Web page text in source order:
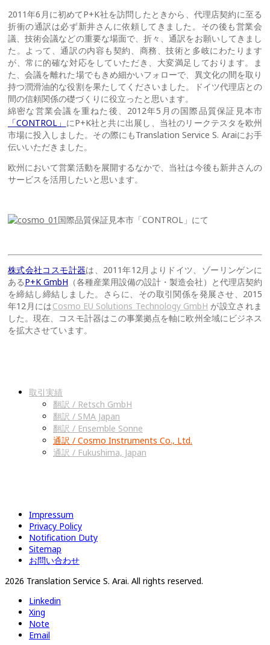
2011年6月に初めてP+K社を訪問したときから、代理店契約に至る
折衝の通訳は必ず新井さんに依頼してきました。その後も営業会
議、技術会議などの重要な場面で、折々、通訳をお願いしてきまし
た。よって、通訳の内容も契約、商務、技術と多岐にわたります
が、常に的確な対応をしていただき、大変満足しております。ま
た、会議を離れた場でもきめ細かいフォローで、異文化の間を取り
持つ潤滑油的な役割を果たしてくださいました。ドイツ代理店との
間の信頼関係の礎づくりに役立ったと思います。
綿密な営業会議を重ねた後、2012年5月の国際品質保証見本市
「CONTROL」 にP+K社と共に出展し、当社のリークテスタを欧州
市場に投入しました。その際にもTranslation Service S. Araiにお手
伝いいただきました。
欧州において営業活動を展開するなかで、当社は今後も新井さんの
サービスを活用したいと思います。
国際品質保証見本市「CONTROL」にて
株式会社コスモ計器は、2011年12月よりドイツ、ゾーリンゲンに
あるP+K GmbH （各種産業用設備の設計・製造会社）と代理店契約
を締結し締結しました。さらに、その取引関係を発展させ、2015
年12月にはCosmo EU Solutions Technology GmbH が設立されま
した。現在、コスモ計器はこの事業拠点を軸に欧州全域にビジネス
を拡大させています。
取引実績
翻訳 / Retsch GmbH
翻訳 / SMA Japan
翻訳 / Ensemble Sonne
通訳 / Cosmo Instruments Co., Ltd.
通訳 / Fukushima, Japan
Impressum
Privacy Policy
Notification Duty
Sitemap
お問い合わせ
2026 Translation Service S. Arai. All rights reserved.
Linkedin
Xing
Note
Email